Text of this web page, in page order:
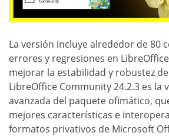
La versión incluye alrededor de 80
errores y regresiones en
mejorar la estabilidad y robustez
LibreOffice Community 24.2.3 es la
avanzada del paquete ofimático,
mejores características e
formatos privativos de Microsoft